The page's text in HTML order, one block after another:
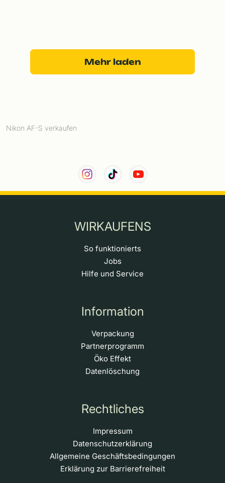
Mehr laden
Nikon AF-S verkaufen
WIRKAUFENS
So funktionierts
Jobs
Hilfe und Service
Information
Verpackung
Partnerprogramm
Öko Effekt
Datenlöschung
Rechtliches
Impressum
Datenschutzerklärung
Allgemeine Geschäftsbedingungen
Erklärung zur Barrierefreiheit